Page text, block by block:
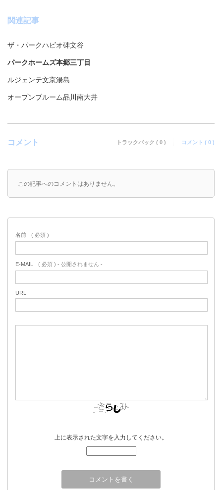
関連記事
ザ・パークハビオ碑文谷
パークホームズ本郷三丁目
ルジェンテ文京湯島
オープンブルーム品川南大井
コメント トラックバック ( 0 ) コメント ( 0 )
この記事へのコメントはありません。
名前 ( 必須 )
E-MAIL ( 必須 ) - 公開されません -
URL
上に表示された文字を入力してください。